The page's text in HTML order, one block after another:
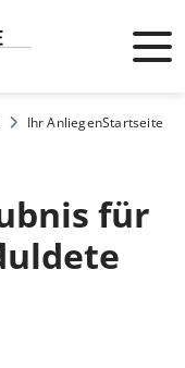
Startseite
Ihr Anliegen
für